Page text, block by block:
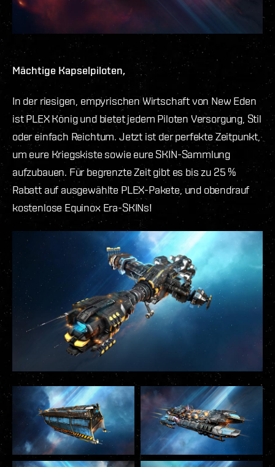
Mächtige Kapselpiloten,
In der riesigen, empyrischen Wirtschaft von New Eden
ist PLEX König und bietet jedem Piloten Versorgung, Stil
oder einfach Reichtum. Jetzt ist der perfekte Zeitpunkt,
um eure Kriegskiste sowie eure SKIN-Sammlung
aufzubauen. Für begrenzte Zeit gibt es bis zu 25 %
Rabatt auf ausgewählte PLEX-Pakete, und obendrauf
kostenlose Equinox Era-SKINs!